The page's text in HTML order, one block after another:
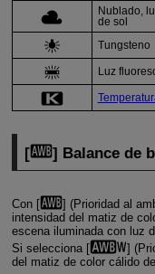
Nublado ,
de sol
Tungsteno
Luz
[ ] Balance de
Con [
] (Prioridad al
intensidad del matiz de
escena iluminada con luz
Si selecciona [
]
del matiz de color cálido